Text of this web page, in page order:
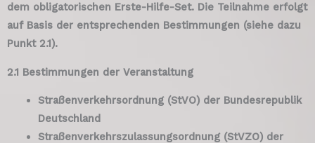
dem obligatorischen Erste-Hilfe-Set. Die Teilnahme erfolgt
auf Basis der entsprechenden Bestimmungen (siehe dazu
Punkt 2.1).
2.1 Bestimmungen der Veranstaltung
Straßenverkehrsordnung (StVO) der Bundesrepublik
Deutschland
Straßenverkehrszulassungsordnung (StVZO) der